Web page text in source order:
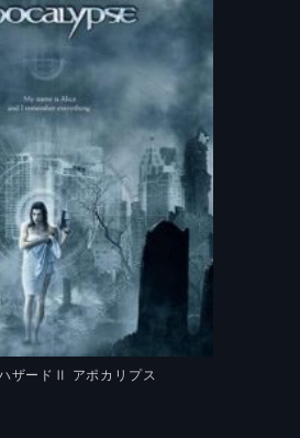
ザードⅡ アポカリプス